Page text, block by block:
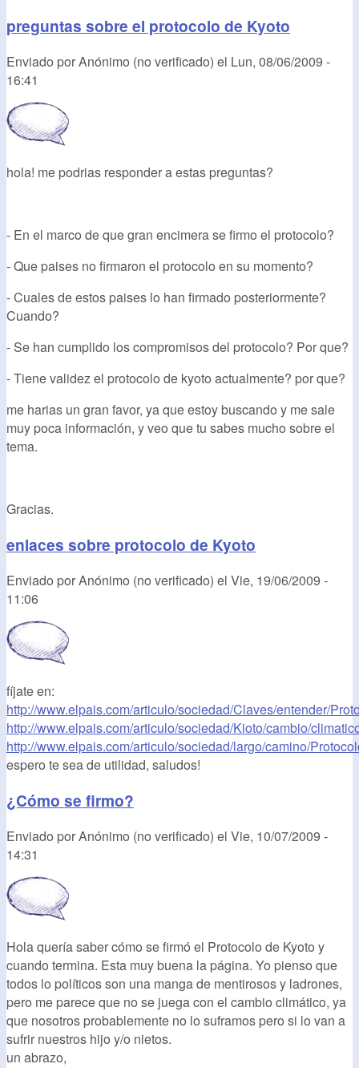
preguntas sobre el protocolo de Kyoto
Enviado porAnónimo (no verificado) el Lun, 08/06/2009 -
16:41
hola! me podrias responder a estas preguntas?
- En el marco de que gran encimera se firmo el protocolo?
- Que paises no firmaron el protocolo en su momento?
- Cuales de estos paises lo han firmado posteriormente?
Cuando?
- Se han cumplido los compromisos del protocolo? Por que?
- Tiene validez el protocolo de kyoto actualmente? por que?
me harias un gran favor, ya que estoy buscando y me sale
muy poca información, y veo que tu sabes mucho sobre el
tema.
Gracias.
enlaces sobre protocolo de Kyoto
Enviado porAnónimo (no verificado) el Vie, 19/06/2009 -
11:06
fíjate en:
http://www.elpais.com/articulo/sociedad/Claves/entender/
http://www.elpais.com/articulo/sociedad/Kioto/cambio/
http://www.elpais.com/articulo/sociedad/largo/camino/
espero te sea de utilidad, saludos!
¿Cómo se firmo?
Enviado porAnónimo (no verificado) el Vie, 10/07/2009 -
14:31
Hola quería saber cómo se firmó el Protocolo de Kyoto y
cuando termina. Esta muy buena la página. Yo pienso que
todos lo políticos son una manga de mentirosos y ladrones,
pero me parece que no se juega con el cambio climático, ya
que nosotros probablemente no lo suframos pero si lo van a
sufrir nuestros hijo y/o nietos.
un abrazo,